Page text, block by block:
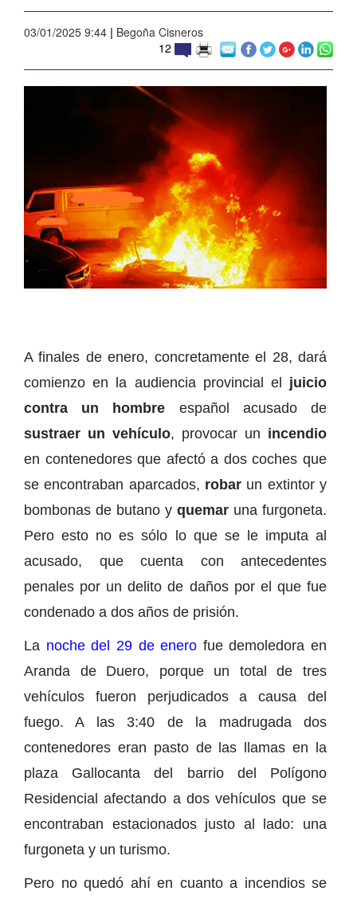
03/01/2025 9:44 | Begoña Cisneros
12
A finales de enero, concretamente el 28, dará
comienzo en la audiencia provincial el juicio
contra un hombre español acusado de
sustraer un vehículo, provocar un incendio
en contenedores que afectó a dos coches que
se encontraban aparcados, robar un extintor y
bombonas de butano y quemar una furgoneta.
Pero esto no es sólo lo que se le imputa al
acusado, que cuenta con antecedentes
penales por un delito de daños por el que fue
condenado a dos años de prisión.
La noche del 29 de enero fue demoledora en
Aranda de Duero, porque un total de tres
vehículos fueron perjudicados a causa del
fuego. A las 3:40 de la madrugada dos
contenedores eran pasto de las llamas en la
plaza Gallocanta del barrio del Polígono
Residencial afectando a dos vehículos que se
encontraban estacionados justo al lado: una
furgoneta y un turismo.
Pero no quedó ahí en cuanto a incendios se